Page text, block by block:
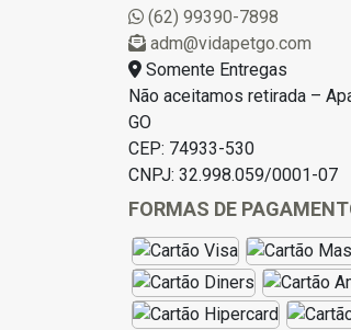
(62) 99390-7898
adm@vidapetgo.com
Somente Entregas
Não aceitamos retirada –
GO
CEP: 74933-530
CNPJ: 32.998.059/0001-07
FORMAS DE